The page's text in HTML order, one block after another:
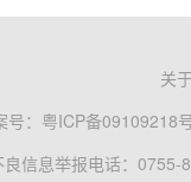
关
： 粤ICP备09109218
良信息举报电话：0755-